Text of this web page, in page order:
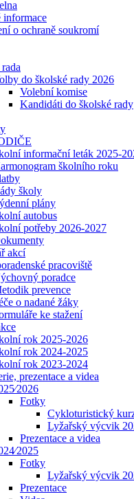
informace
o ochraně soukromí
do školské rady 2026
Volební komise
Kandidáti do školské rady
informační leták 2025-
školního roku
školy
plány
autobus
potřeby 2026-2027
akcí
pracoviště
poradce
prevence
o nadané žáky
ke stažení
rok 2025-2026
rok 2024-2025
rok 2023-2024
prezentace a videa
Fotky
Cykloturistický
Lyžařský výcvik
Prezentace a videa
Fotky
Lyžařský výcvik
Prezentace